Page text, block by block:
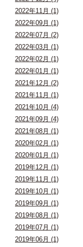
2022年11月 (1)
2022年09月 (1)
2022年07月 (2)
2022年03月 (1)
2022年02月 (1)
2022年01月 (1)
2021年12月 (2)
2021年11月 (1)
2021年10月 (4)
2021年09月 (4)
2021年08月 (1)
2020年02月 (1)
2020年01月 (1)
2019年12月 (1)
2019年11月 (1)
2019年10月 (1)
2019年09月 (1)
2019年08月 (1)
2019年07月 (1)
2019年06月 (1)